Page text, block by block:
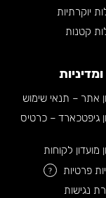
יוקרתיות
קטנות
אתר – תנאי שימוש
גיפטכארד – כרטיס
מועדון לקוחות
פרטיות
?
נגישות